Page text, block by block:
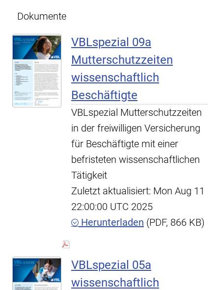
Dokumente
VBLspezial 09a
Mutterschutzzeiten
wissenschaftlich
Beschäftigte
VBLspezial Mutterschutzzeiten
in der freiwilligen Versicherung
für Beschäftigte mit einer
befristeten wissenschaftlichen
Tätigkeit
Zuletzt aktualisiert: Mon Aug 11
22:00:00 UTC 2025
Herunterladen (PDF, 866 KB)
VBLspezial 05a
wissenschaftlich